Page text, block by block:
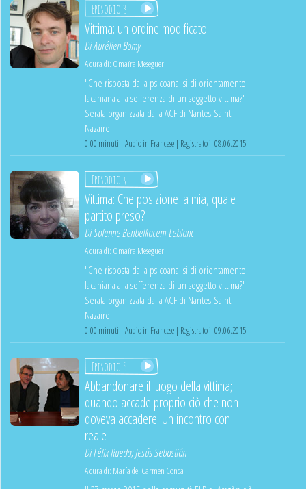
Episodio 3
Vittima: un ordine modificato
DiAurélien Bomy
A cura di: Omaïra Meseguer
"Che risposta da la psicoanalisi di orientamento
lacaniana alla sofferenza di un soggetto vittima?".
Serata organizzata dalla ACF di Nantes-Saint
Nazaire.
0:00 minuti | Audio in Francese | Registrato il 08.06.2015
Episodio 4
Vittima: Che posizione la mia, quale
partito preso?
DiSolenne Benbelkacem-Leblanc
A cura di: Omaïra Meseguer
"Che risposta da la psicoanalisi di orientamento
lacaniana alla sofferenza di un soggetto vittima?".
Serata organizzata dalla ACF di Nantes-Saint
Nazaire.
0:00 minuti | Audio in Francese | Registrato il 09.06.2015
Episodio 5
Abbandonare il luogo della vittima;
quando accade proprio ciò che non
doveva accadere: Un incontro con il
reale
DiFélix Rueda;Jesús Sebastián
A cura di: María del Carmen Conca